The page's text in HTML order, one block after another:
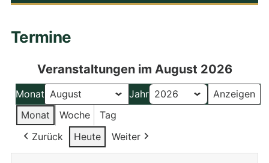
INHALT
Termine
Veranstaltungen im August 2026
Monat
Jahr
Monat
Woche
Tag
Zurück
Heute Weiter